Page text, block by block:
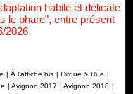
habile et délicate
le phare", entre présent
2026
| À l'affiche bis | Cirque & Rue |
| Avignon 2017 | Avignon 2018 |